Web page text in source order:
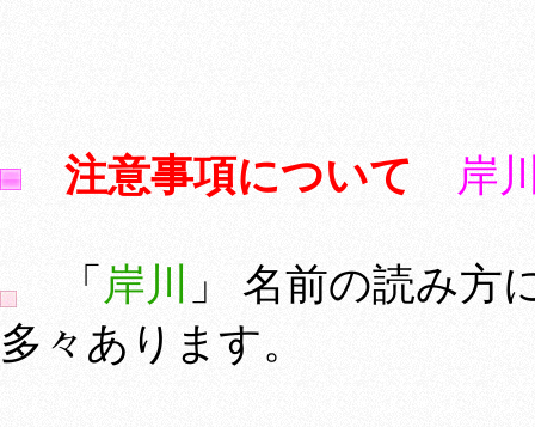
注意事項について 岸
「 岸川
」 名前の読み方
多々あります。